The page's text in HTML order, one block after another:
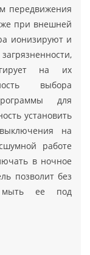
передвижения
при внешней
ионизируют и
на их
выбора
для
установить
на
работе
в ночное
позволит без
мыть ее под